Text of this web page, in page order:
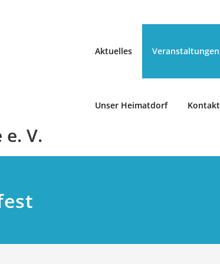
V.
Aktuelles Veranstaltungen
Unser Heimatdorf Kontakt